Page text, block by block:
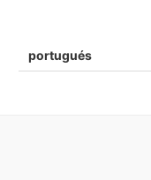
portugués